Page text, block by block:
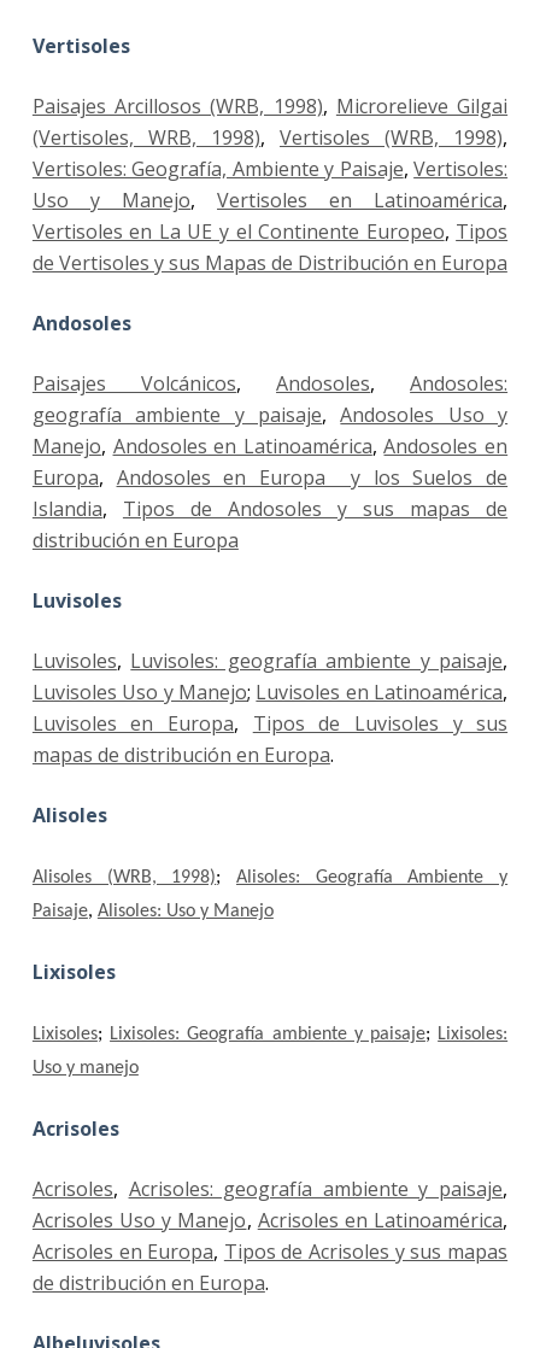
Vertisoles
Paisajes Arcillosos (WRB, 1998), Microrelieve Gilgai
(Vertisoles, WRB, 1998),Vertisoles (WRB, 1998),
Vertisoles: Geografía, Ambiente y Paisaje,Vertisoles:
Uso y Manejo,Vertisoles en Latinoamérica,
Vertisoles en La UE y el Continente Europeo, Tipos
de Vertisoles y sus Mapas de Distribución en Europa
Andosoles
Paisajes Volcánicos,Andosoles,Andosoles:
geografía ambiente y paisaje,Andosoles Uso y
Manejo, Andosoles en Latinoamérica,Andosoles en
Europa, Andosoles en Europa y los Suelos de
Islandia, Tipos de Andosoles y sus mapas de
distribución en Europa
Luvisoles
Luvisoles, Luvisoles: geografía ambiente y paisaje,
Luvisoles Uso y Manejo; Luvisoles en Latinoamérica,
Luvisoles en Europa, Tipos de Luvisoles y sus
mapas de distribución en Europa.
Alisoles
Alisoles (WRB, 1998);Alisoles: Geografía Ambiente y
Paisaje, Alisoles: Uso y Manejo
Lixisoles
Lixisoles; Lixisoles: Geografía ambiente y paisaje; Lixisoles:
Uso y manejo
Acrisoles
Acrisoles, Acrisoles: geografía ambiente y paisaje,
Acrisoles Uso y Manejo, Acrisoles en Latinoamérica,
Acrisoles en Europa, Tipos de Acrisoles y sus mapas
de distribución en Europa.